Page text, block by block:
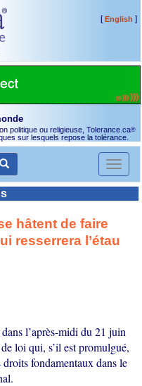
[English ]
politique ou religieuse, Tolerance.ca®
sur lesquels repose la tolérance.
Toggle
hâtent de faire
resserrera l’étau
l’après-midi du 21 juin
loi qui, s’il est promulgué,
droits fondamentaux dans le